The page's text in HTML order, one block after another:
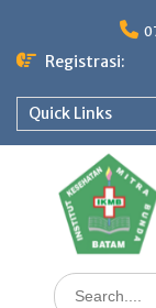
contentRegistrasi:
Quick Links
Search